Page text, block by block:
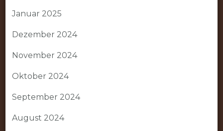
Januar 2025
Dezember 2024
November 2024
Oktober 2024
September 2024
August 2024